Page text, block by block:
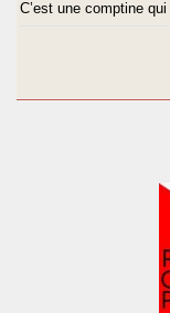
C’est une comptine